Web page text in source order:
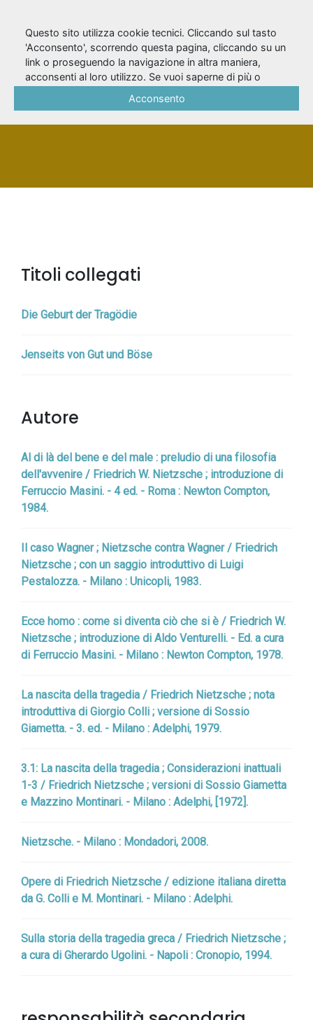
Nietzsche, Friedrich
PERSONA
Titoli collegati
Die Geburt der Tragödie
Jenseits von Gut und Böse
Autore
Al di là del bene e del male : preludio di una filosofia
dell'avvenire / Friedrich W. Nietzsche ; introduzione di
Ferruccio Masini. - 4 ed. - Roma : Newton Compton,
1984.
Il caso Wagner ; Nietzsche contra Wagner / Friedrich
Nietzsche ; con un saggio introduttivo di Luigi
Pestalozza. - Milano : Unicopli, 1983.
Ecce homo : come si diventa ciò che si è / Friedrich W.
Nietzsche ; introduzione di Aldo Venturelli. - Ed. a cura
di Ferruccio Masini. - Milano : Newton Compton, 1978.
La nascita della tragedia / Friedrich Nietzsche ; nota
introduttiva di Giorgio Colli ; versione di Sossio
Giametta. - 3. ed. - Milano : Adelphi, 1979.
3.1: La nascita della tragedia ; Considerazioni inattuali
1-3 / Friedrich Nietzsche ; versioni di Sossio Giametta
e Mazzino Montinari. - Milano : Adelphi, [1972].
Nietzsche. - Milano : Mondadori, 2008.
Opere di Friedrich Nietzsche / edizione italiana diretta
da G. Colli e M. Montinari. - Milano : Adelphi.
Sulla storia della tragedia greca / Friedrich Nietzsche ;
a cura di Gherardo Ugolini. - Napoli : Cronopio, 1994.
Questo sito utilizza cookie tecnici. Cliccando sul tasto
'Acconsento', scorrendo questa pagina, cliccando su un
link o proseguendo la navigazione in altra maniera,
acconsenti al loro utilizzo. Se vuoi saperne di più o
Acconsento